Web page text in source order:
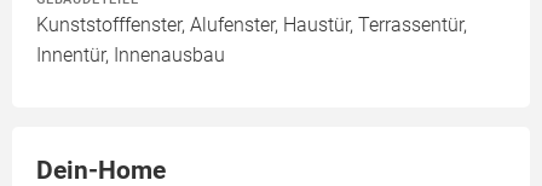
Kunststofffenster, Alufenster, Haustür, Terrassentür,
Innentür, Innenausbau
Dein-Home